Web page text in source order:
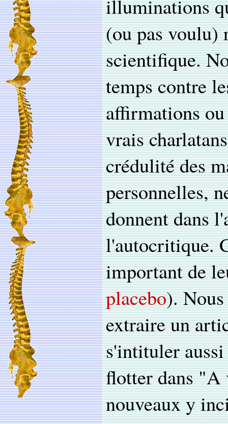
illuminations
(ou pas voulu)
scientifique.
temps contre
affirmations
vrais
crédulité des
personnelles,
donnent dans
l'autocritique.
important de
placebo).
extraire un
s'intituler
flotter dans "A
nouveaux y